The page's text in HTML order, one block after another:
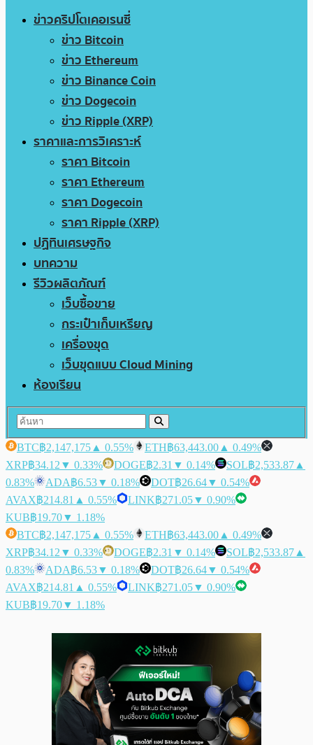
ข่าวคริปโตเคอเรนซี่
ข่าว Bitcoin
ข่าว Ethereum
ข่าว Binance Coin
ข่าว Dogecoin
ข่าว Ripple (XRP)
ราคาและการวิเคราะห์
ราคา Bitcoin
ราคา Ethereum
ราคา Dogecoin
ราคา Ripple (XRP)
ปฏิทินเศรษฐกิจ
บทความ
รีวิวผลิตภัณฑ์
เว็บซื้อขาย
กระเป๋าเก็บเหรียญ
เครื่องขุด
เว็บขุดแบบ Cloud Mining
ห้องเรียน
BTC฿2,147,175 ▲ 0.55% ETH฿63,443.00 ▲ 0.49%
XRP฿34.12 ▼ 0.33% DOGE฿2.31 ▼ 0.14% SOL฿2,533.87 ▲
0.83%
ADA฿6.53▼ 0.18% DOT฿26.64▼ 0.54%
AVAX฿214.81 ▲ 0.55% LINK฿271.05▼ 0.90%
KUB฿19.70▼ 1.18%
BTC฿2,147,175 ▲ 0.55% ETH฿63,443.00 ▲ 0.49%
XRP฿34.12 ▼ 0.33% DOGE฿2.31 ▼ 0.14% SOL฿2,533.87 ▲
0.83%
ADA฿6.53▼ 0.18% DOT฿26.64▼ 0.54%
AVAX฿214.81 ▲ 0.55% LINK฿271.05▼ 0.90%
KUB฿19.70▼ 1.18%